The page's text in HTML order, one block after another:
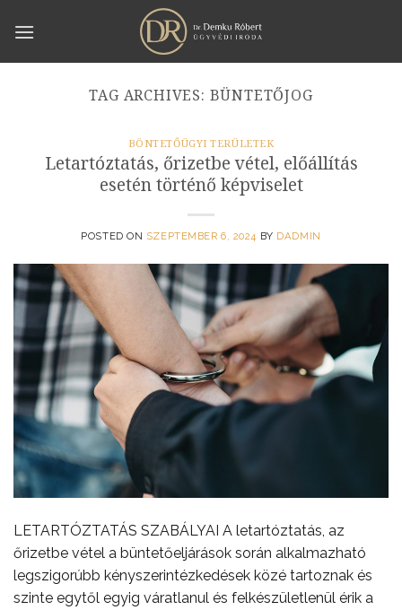
TAG ARCHIVES: BÜNTETŐJOG
BÖNTETŐÜGYI TERÜLETEK
Letartóztatás, őrizetbe vétel, előállítás
esetén történő képviselet
POSTED ON SZEPTEMBER 6, 2024 BY DADMIN
LETARTÓZTATÁS SZABÁLYAI A letartóztatás, az
őrizetbe vétel a büntetőeljárások során alkalmazható
legszigorúbb kényszerintézkedések közé tartoznak és
szinte egytől egyig váratlanul és felkészületlenül érik a